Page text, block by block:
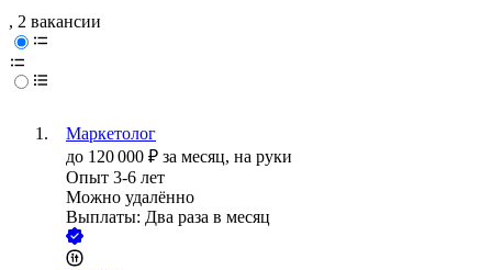
, 2 вакансии
Маркетолог
до 120 000 ₽ за месяц, на руки
Опыт 3-6 лет
Можно удалённо
Выплаты: Два раза в месяц